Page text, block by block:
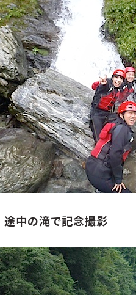
途中の滝で記念撮影